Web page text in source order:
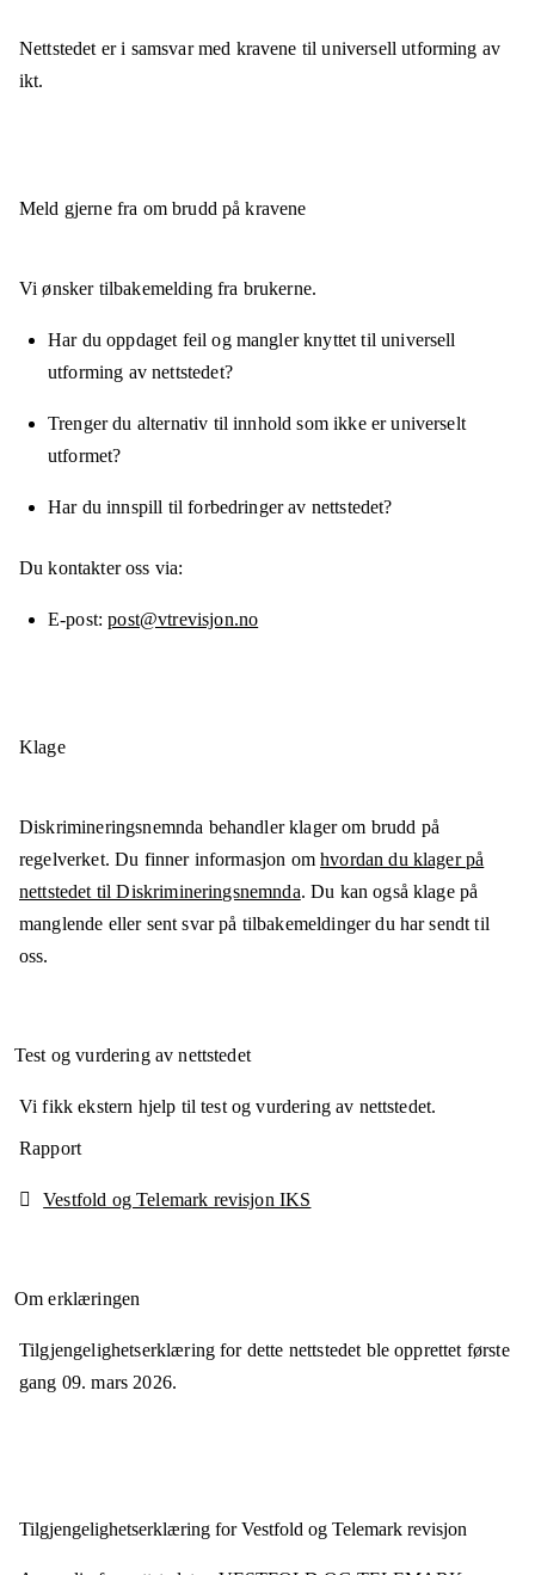
Nettstedet eri samsvarmed kravene til universell utforming av
ikt.
Meld gjerne fra om brudd på kravene
Vi ønsker tilbakemelding fra brukerne.
Har du oppdaget feil og mangler knyttet til universell
utforming av nettstedet?
Trenger du alternativ til innhold som ikke er universelt
utformet?
Har du innspill til forbedringer av nettstedet?
Du kontakter oss via:
E-post post@vtrevisjon.no
Klage
Diskrimineringsnemnda behandler klager om brudd på
regelverket. Du finner informasjon omhvordan du klager på
nettstedet til Diskrimineringsnemnda. Du kan også klage på
manglende eller sent svar på tilbakemeldinger du har sendt til
oss.
Test og vurdering av nettstedet
Vi fikk ekstern hjelp til test og vurdering av nettstedet.
Rapport
Vestfold og Telemark revisjon IKS
Om erklæringen
Tilgjengelighetserklæring for dette nettstedet ble opprettet første
gang 09. mars 2026.
Tilgjengelighets­erklæring forVestfold og Telemark revisjon